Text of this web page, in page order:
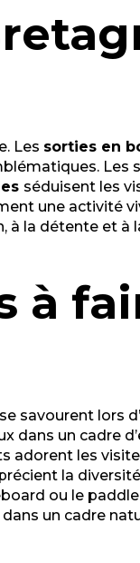
Les sorties en
Les
séduisent les
une activité
à la détente et à
à
savourent lors
dans un cadre
adorent les
la diversité
ou le
un cadre